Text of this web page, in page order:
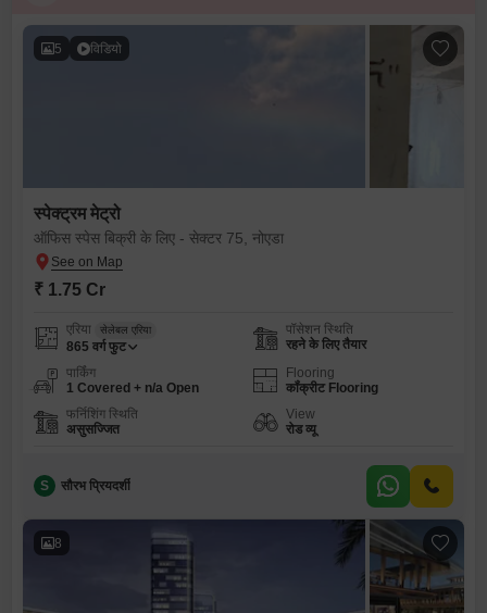
5 विडियो
स्पेक्ट्रम मेट्रो
ऑफिस स्पेस बिक्री के लिए - सेक्टर 75, नोएडा
₹ 1.75 Cr
एरिया सेलेबल एरिया
865 वर्ग फुट
पॉसेशन स्थिति
रहने के लिए तैयार
पार्किंग
1 Covered + n/a Open
Flooring
कॉंक्रीट Flooring
फर्निशिंग स्थिति
असुसज्जित
View
रोड व्यू
S सौरभ प्रियदर्शी
8